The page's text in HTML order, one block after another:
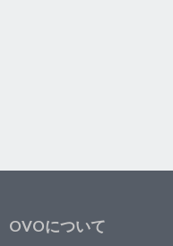
OVOについて